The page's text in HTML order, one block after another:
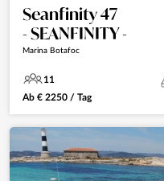
Seanfinity 47
- SEANFINITY -
Marina Botafoc
11
Ab € 2250 / Tag